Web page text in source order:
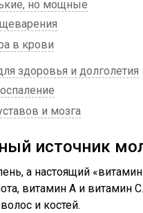
но мощные
в крови
здоровья и долголетия
и мозга
источник
а настоящий
витамин А и витамин
и костей.